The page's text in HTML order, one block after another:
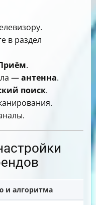
в раздел
.
—антенна.
поиск.
и алгоритма